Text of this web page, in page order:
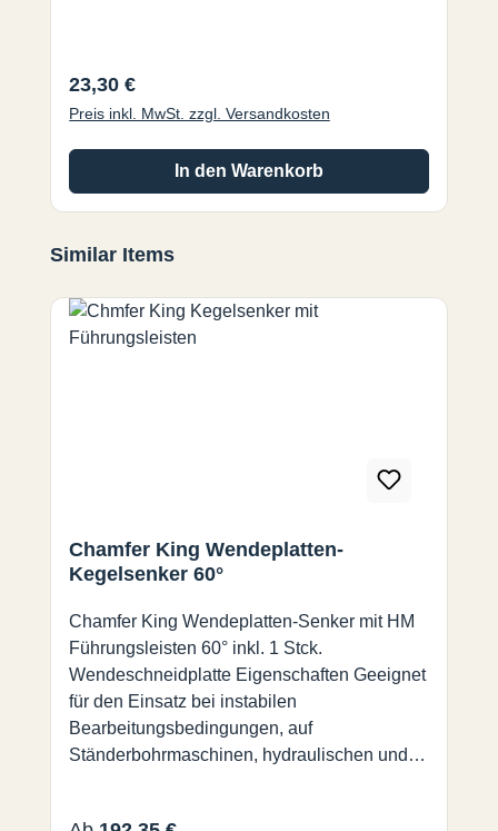
Regulärer Preis:
23,30 €
Preis inkl. MwSt. zzgl. Versandkosten
In den Warenkorb
Produktgalerie überspringen
Similar Items
Chamfer King Wendeplatten-
Kegelsenker 60°
Chamfer King Wendeplatten-Senker mit HM
Führungsleisten 60° inkl. 1 Stck.
Wendeschneidplatte Eigenschaften Geeignet
für den Einsatz bei instabilen
Bearbeitungsbedingungen, auf
Ständerbohrmaschinen, hydraulischen und